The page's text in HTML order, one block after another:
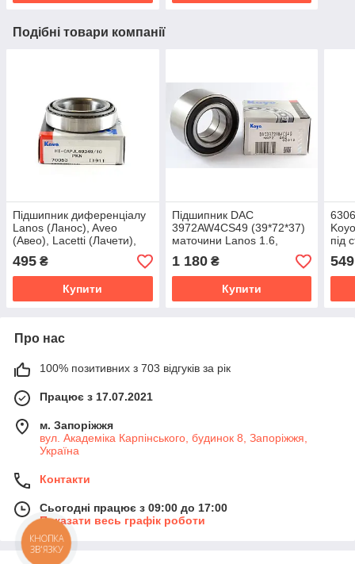
Подібні товари компанії
Підшипник диференціалу
Lanos (Ланос), Aveo
(Авео), Lacetti (Лачети),
Nexia (Нексія) від Koyo
Японія
495 ₴
Купити
Підшипник DAC
3972AW4CS49 (39*72*37)
маточини Lanos 1.6,
Nexia, Espero від Koyo
Японія
1 180₴
Купити
під
549
Про нас
100% позитивних з 703 відгуків за рік
Працює з 17.07.2021
м. Запоріжжя
вул. Академіка Карпінського, будинок 8, Запоріжжя,
Україна
Контакти
Сьогодні працює з 09:00 до 17:00
Показати весь графік роботи
КНОПКА
ЗВ'ЯЗКУ